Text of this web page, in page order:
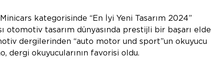
kategorisinde “En İyi Yeni Tasarım 2024”
otomotiv tasarım dünyasında prestijli bir başarı elde
dergilerinden “auto motor und sport”un okuyucu
dergi okuyucularının favorisi oldu.